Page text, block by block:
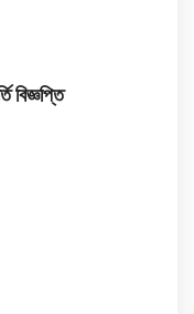
বিজ্ঞপ্তি